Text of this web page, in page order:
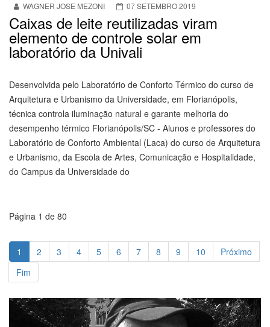
WAGNER JOSE MEZONI 07 SETEMBRO 2019
Caixas de leite reutilizadas viram
elemento de controle solar em
laboratório da Univali
Desenvolvida pelo Laboratório de Conforto Térmico do curso de
Arquitetura e Urbanismo da Universidade, em Florianópolis,
técnica controla iluminação natural e garante melhoria do
desempenho térmico Florianópolis/SC - Alunos e professores do
Laboratório de Conforto Ambiental (Laca) do curso de Arquitetura
e Urbanismo, da Escola de Artes, Comunicação e Hospitalidade,
do Campus da Universidade do
Página 1 de 80
1 2 3 4 5 6 7 8 9 10
Próximo
Fim